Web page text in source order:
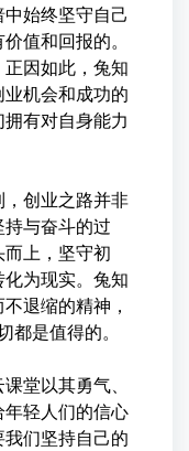
始终坚守自己
值和回报的。
因如此，兔知
机会和成功的
有对自身能力
创业之路并非
与奋斗的过
上，坚守初
为现实。兔知
退缩的精神，
是值得的。
堂以其勇气、
轻人们的信心
们坚持自己的